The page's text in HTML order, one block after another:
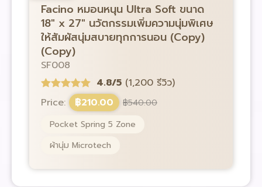
Facino หมอนหนุน Ultra Soft ขนาด
18″ x 27″ นวัตกรรมเพิ่มความนุ่มพิเศษ
ให้สัมผัสนุ่มสบายทุกการนอน (Copy)
(Copy)
SF008
4.8/5 (1,200 รีวิว)
Price:
฿210.00 ฿540.00
Pocket Spring 5 Zone
ผ้านุ่ม Microtech